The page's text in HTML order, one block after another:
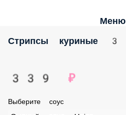
Меню
Стрипсы куриные 3 шт
339 ₽
Выберите соус